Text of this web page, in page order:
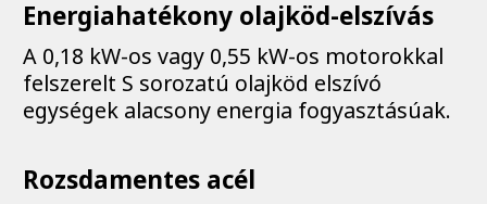
Energiahatékony olajköd-elszívás
A 0,18 kW-os vagy 0,55 kW-os motorokkal
felszerelt S sorozatú olajköd elszívó
egységek alacsony energia fogyasztásúak.
Rozsdamentes acél